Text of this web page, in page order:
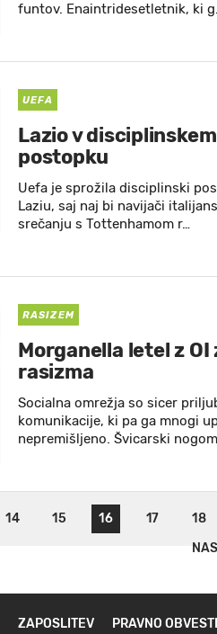
funtov. Enaintridesetletnik, ki
UEFA
Lazio v disciplinskem
postopku
Uefa je sprožila disciplinski
Laziu, saj naj bi navijači
srečanju s Tottenhamom r…
RASIZEM
Morganella letel z OI
rasizma
Socialna omrežja so sicer
komunikacije, ki pa ga mnogi
nepremišljeno. Švicarski
14 15 16 17 18
ZAPOSLITEV PRAVNO